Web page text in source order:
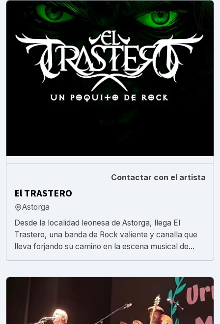
Contactar con el artista
El TRASTERO
Astorga
Desde la localidad leonesa de Astorga, llega El
Trastero, una banda de Rock valiente y canalla que
lleva forjando su camino en la escena musical de...